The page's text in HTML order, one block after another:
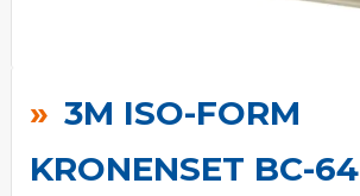
3M ISO-FORM
KRONENSET BC-64
het
begin
van